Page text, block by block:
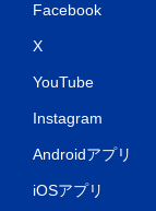
Facebook
X
YouTube
Instagram
Androidアプリ
iOSアプリ